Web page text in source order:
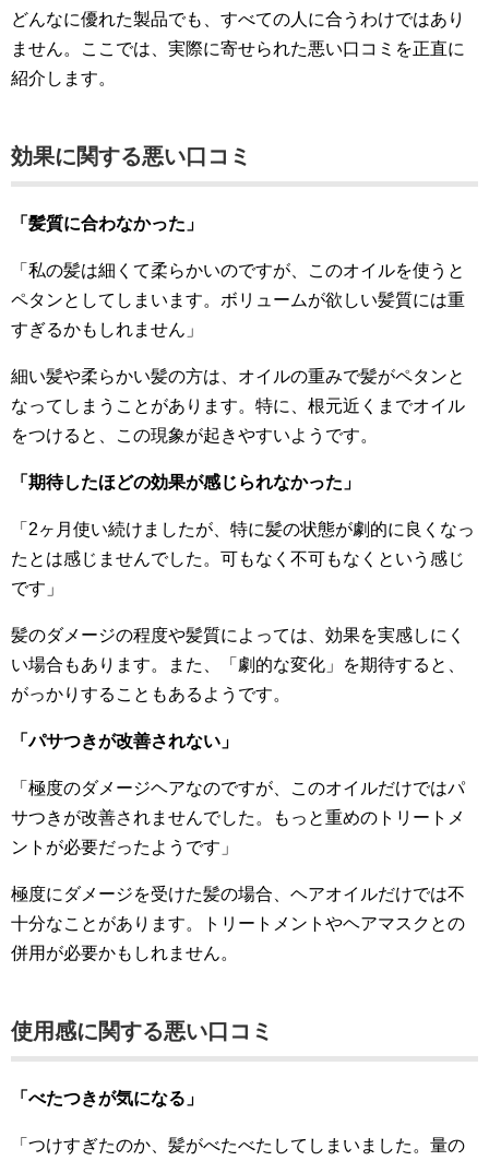
どんなに優れた製品でも、すべての人に合うわけではあり
ません。ここでは、実際に寄せられた悪い口コミを正直に
紹介します。
効果に関する悪い口コミ
「髪質に合わなかった」
「私の髪は細くて柔らかいのですが、このオイルを使うと
ペタンとしてしまいます。ボリュームが欲しい髪質には重
すぎるかもしれません」
細い髪や柔らかい髪の方は、オイルの重みで髪がペタンと
なってしまうことがあります。特に、根元近くまでオイル
をつけると、この現象が起きやすいようです。
「期待したほどの効果が感じられなかった」
「2ヶ月使い続けましたが、特に髪の状態が劇的に良くなっ
たとは感じませんでした。可もなく不可もなくという感じ
です」
髪のダメージの程度や髪質によっては、効果を実感しにく
い場合もあります。また、「劇的な変化」を期待すると、
がっかりすることもあるようです。
「パサつきが改善されない」
「極度のダメージヘアなのですが、このオイルだけではパ
サつきが改善されませんでした。もっと重めのトリートメ
ントが必要だったようです」
極度にダメージを受けた髪の場合、ヘアオイルだけでは不
十分なことがあります。トリートメントやヘアマスクとの
併用が必要かもしれません。
使用感に関する悪い口コミ
「べたつきが気になる」
「つけすぎたのか、髪がべたべたしてしまいました。量の